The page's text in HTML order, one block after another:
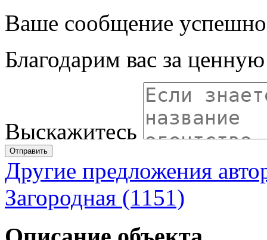
Ваше сообщение успешно
Благодарим вас за
Выскажитесь
Отправить
Другие предложения
Загородная (1151)